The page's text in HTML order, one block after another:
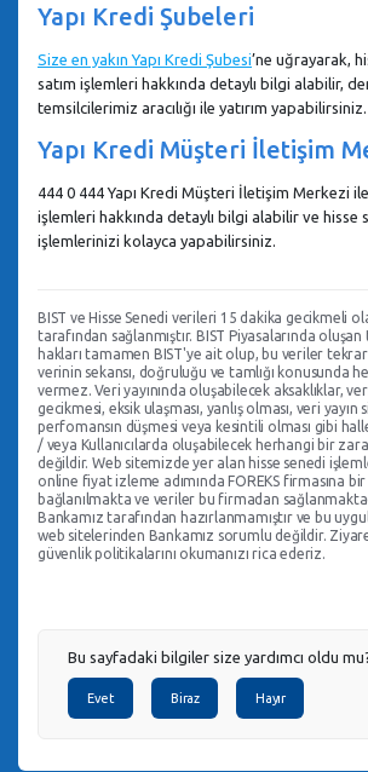
Yapı Kredi Şubeleri
Size en yakın Yapı Kredi Şubesi’ne uğrayarak,
satım işlemleri hakkında detaylı bilgi alabilir,
temsilcilerimiz aracılığı ile yatırım yapabilirsiniz.
Yapı Kredi Müşteri İletişim
444 0 444 Yapı Kredi Müşteri İletişim Merkezi
işlemleri hakkında detaylı bilgi alabilir ve hisse
işlemlerinizi kolayca yapabilirsiniz.
BIST ve Hisse Senedi verileri 15 dakika gecikmeli
tarafından sağlanmıştır. BIST Piyasalarında
hakları tamamen BIST'ye ait olup, bu veriler tekrar
verinin sekansı, doğruluğu ve tamlığı konusunda
vermez. Veri yayınında oluşabilecek aksaklıklar,
gecikmesi, eksik ulaşması, yanlış olması, veri yayın
perfomansın düşmesi veya kesintili olması gibi
/ veya Kullanıcılarda oluşabilecek herhangi bir
değildir. Web sitemizde yer alan hisse senedi
online fiyat izleme adımında FOREKS firmasına
bağlanılmakta ve veriler bu firmadan
Bankamız tarafından hazırlanmamıştır ve bu
web sitelerinden Bankamız sorumlu değildir.
güvenlik politikalarını okumanızı rica ederiz.
Bu sayfadaki bilgiler size yardımcı oldu
Evet Biraz Hayır